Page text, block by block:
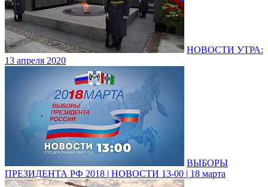
НОВОСТИ УТРА:
13 апреля 2020
ВЫБОРЫ
ПРЕЗИДЕНТА РФ 2018 | НОВОСТИ 13-00 | 18 марта